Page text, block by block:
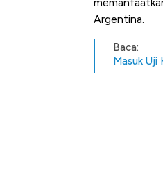
Argentina.
Baca:
Masuk